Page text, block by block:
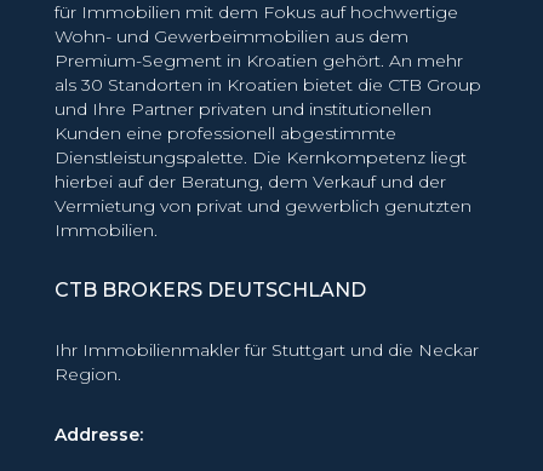
für Immobilien mit dem Fokus auf hochwertige
Wohn- und Gewerbeimmobilien aus dem
Premium-Segment in Kroatien gehört. An mehr
als 30 Standorten in Kroatien bietet die CTB Group
und Ihre Partner privaten und institutionellen
Kunden eine professionell abgestimmte
Dienstleistungspalette. Die Kernkompetenz liegt
hierbei auf der Beratung, dem Verkauf und der
Vermietung von privat und gewerblich genutzten
Immobilien.
CTB BROKERS DEUTSCHLAND
Ihr Immobilienmakler für Stuttgart und die Neckar
Region.
Addresse: